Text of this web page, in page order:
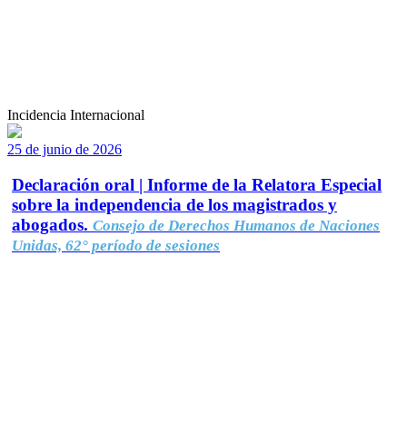
Incidencia Internacional
25 de junio de 2026
Declaración oral | Informe de la Relatora Especial
sobre la independencia de los magistrados y
abogados. Consejo de Derechos Humanos de Naciones
Unidas, 62° período de sesiones